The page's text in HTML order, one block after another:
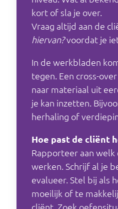
kort of sla je over.
Vraag altijd aan de
hiervan?voordat je
In de werkbladen
tegen. Een cross-
naar materiaal uit
je kan inzetten.
herhaling of
Hoe past de cliënt
Rapporteer aan welk
werken. Schrijf al je
evalueer. Stel bij als
moeilijk of te